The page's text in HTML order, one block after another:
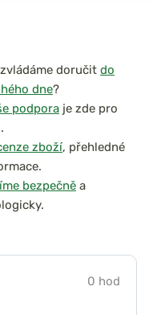
doručit do
dne?
podpora je zde pro
zboží, přehledné
bezpečně a
0 hod